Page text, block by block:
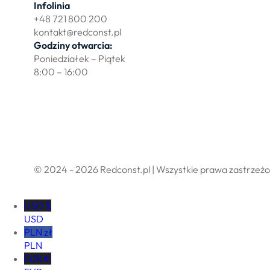
Infolinia
+48 721 800 200
kontakt@redconst.pl
Godziny otwarcia:
Poniedziałek – Piątek
8:00 – 16:00
© 2024 - 2026 Redconst.pl | Wszystkie prawa
USD $
USD
PLN zł
PLN
EUR €